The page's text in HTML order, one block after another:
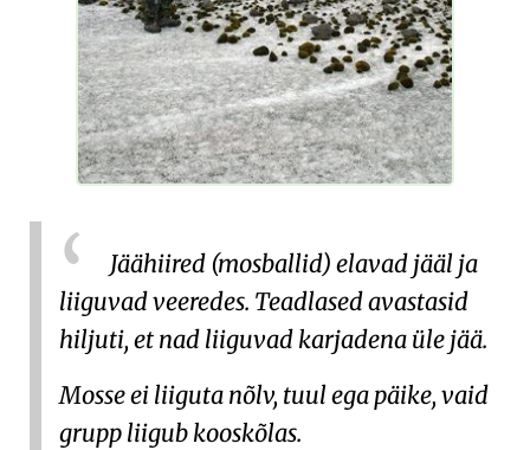
Jäähiired (mosballid) elavad jääl ja
liiguvad veeredes. Teadlased avastasid
hiljuti, et nad liiguvad karjadena üle jää.
Mosse ei liiguta nõlv, tuul ega päike, vaid
grupp liigub kooskõlas.